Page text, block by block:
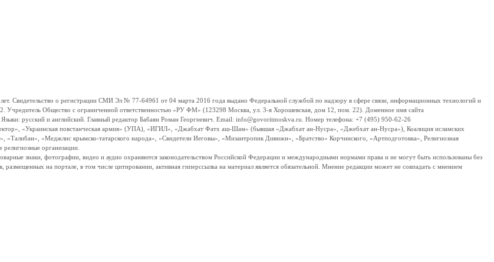
о регистрации СМИ Эл № 77-64961 от 04 марта 2016 года выдано Федеральной службой по надзору в сфере связи, информационных технологий и
Общество с ограниченной ответственностью «РУ ФМ» (123298 Москва, ул. 3-я Хорошевская, дом 12, пом. 22). Доменное имя сайта
русский и английский. Главный редактор Бабаян Роман Георгиевич. Email: info@govoritmoskva.ru. Номер телефона: +7 (495) 950-62-26
«Украинская повстанческая армия» (УПА), «ИГИЛ», «Джабхат Фатх аш-Шам» (бывшая «Джабхат ан-Нусра», «Джебхат ан-Нусра»), Коалиция исламских
«Меджлис крымско-татарского народа», «Свидетели Иеговы», «Мизантропик Дивижн», «Братство» Корчинского, «Артподготовка», Религиозная
организации.
знаки, фотографии, видео и аудио охраняются законодательством Российской Федерации и международными нормами права и не могут быть использованы без
на портале, в том числе цитировании, активная гиперссылка на материал является обязательной. Мнение редакции может не совпадать с мнением